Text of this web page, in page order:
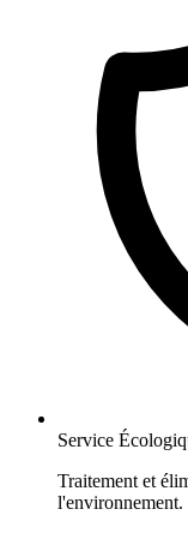
Service
Traitement et
l'environnement.